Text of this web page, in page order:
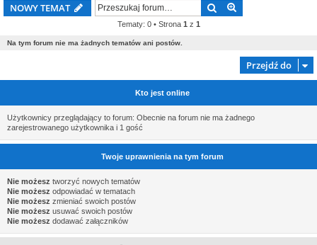
NOWY TEMAT Szukaj
Tematy: 0 • Strona 1 z 1
Na tym forum nie ma żadnych tematów ani postów.
Przejdź do
Kto jest online
Użytkownicy przeglądający to forum: Obecnie na forum nie ma żadnego
zarejestrowanego użytkownika i 1 gość
Twoje uprawnienia na tym forum
Nie możesz tworzyć nowych tematów
Nie możesz odpowiadać w tematach
Nie możesz zmieniać swoich postów
Nie możesz usuwać swoich postów
Nie możesz dodawać załączników